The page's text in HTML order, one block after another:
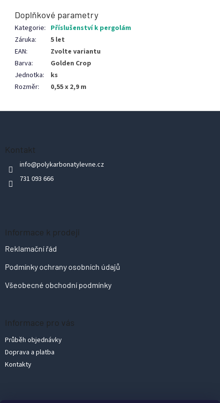
Doplňkové parametry
Kategorie: Příslušenství k pergolám
Záruka:
5 let
EAN:
Zvolte variantu
Barva:
Golden Crop
Jednotka:
ks
Rozměr: 0,55 x 2,9 m
Kontakt
info@polykarbonatylevne.cz
731 093 666
Informace k prodeji
Reklamační řád
Podmínky ochrany osobních údajů
Všeobecné obchodní podmínky
Informace pro vás
Průběh objednávky
Doprava a platba
Kontakty